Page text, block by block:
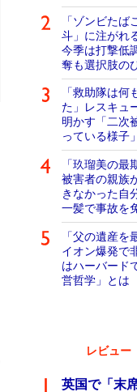
「ゾンビた
斗」に注がれ
今季は打撃低
奪も選択肢の
「救助隊は
た」レスキュ
明かす「二次
っている様子」
「玖瑠美の
被害者の親族
きなかった自
一髪で事故を
「父の遺産
イオン爆発で
はハーバード
営哲学」とは
レビュー
英国で「末